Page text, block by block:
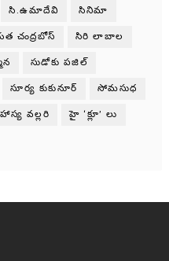
సి.ఉమాదేవి సినిమా
చంద్రబోస్ సిరి లాబాల
సుడోకు పజిల్
సూర్య కుకునూర్ సోమసుధ
హాస్య వల్లరి హై ‘క్లూ’ లు